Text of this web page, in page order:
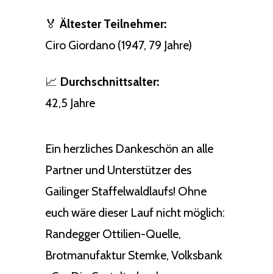
🏅 Ältester Teilnehmer:
Ciro Giordano (1947, 79 Jahre)
📈 Durchschnittsalter:
42,5 Jahre
Ein herzliches Dankeschön an alle
Partner und Unterstützer des
Gailinger Staffelwaldlaufs! Ohne
euch wäre dieser Lauf nicht möglich:
Randegger Ottilien-Quelle,
Brotmanufaktur Stemke, Volksbank